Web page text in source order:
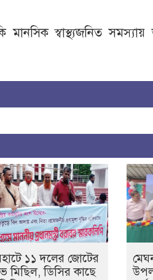
মানসিক স্বাস্থ্যজনিত
১১ দলের জোটের
মিছিল, ডিসির কাছে